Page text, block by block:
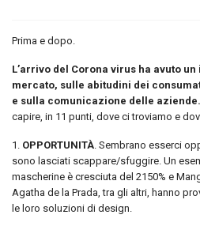
Prima e dopo.
L’arrivo del Corona virus ha avuto
mercato, sulle abitudini dei
e sulla comunicazione delle aziende.
capire, in 11 punti, dove ci troviamo e
1. OPPORTUNITÀ . Sembrano esserci
sono lasciati scappare/sfuggire. Un
mascherine è cresciuta del 2150% e
Agatha de la Prada, tra gli altri, hanno
le loro soluzioni di design.